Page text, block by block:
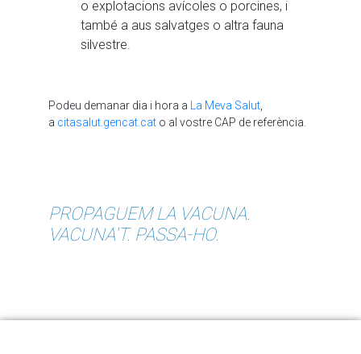
o explotacions avícoles o porcines, i
també a aus salvatges o altra fauna
silvestre.
Podeu demanar dia i hora a La Meva Salut
a citasalut.gencat.cat o al vostre CAP de referència.
PROPAGUEM LA VACUNA.
VACUNA'T. PASSA-HO.